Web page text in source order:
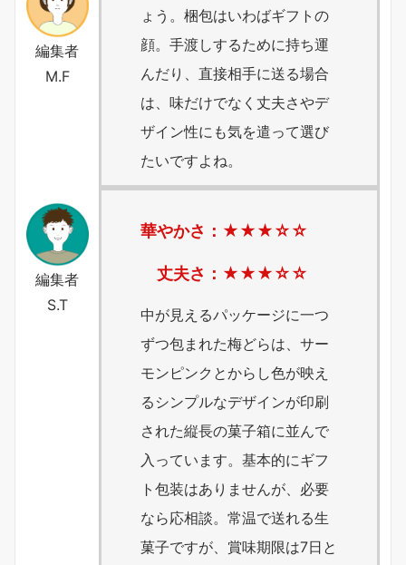
編集者
M.F
ょう。梱包はいわばギフトの
顔。手渡しするために持ち運
んだり、直接相手に送る場合
は、味だけでなく丈夫さやデ
ザイン性にも気を遣って選び
たいですよね。
編集者
S.T
華やかさ：★★★☆☆
丈夫さ：★★★☆☆
中が見えるパッケージに一つ
ずつ包まれた梅どらは、サー
モンピンクとからし色が映え
るシンプルなデザインが印刷
された縦長の菓子箱に並んで
入っています。基本的にギフ
ト包装はありませんが、必要
なら応相談。常温で送れる生
菓子ですが、賞味期限は7日と